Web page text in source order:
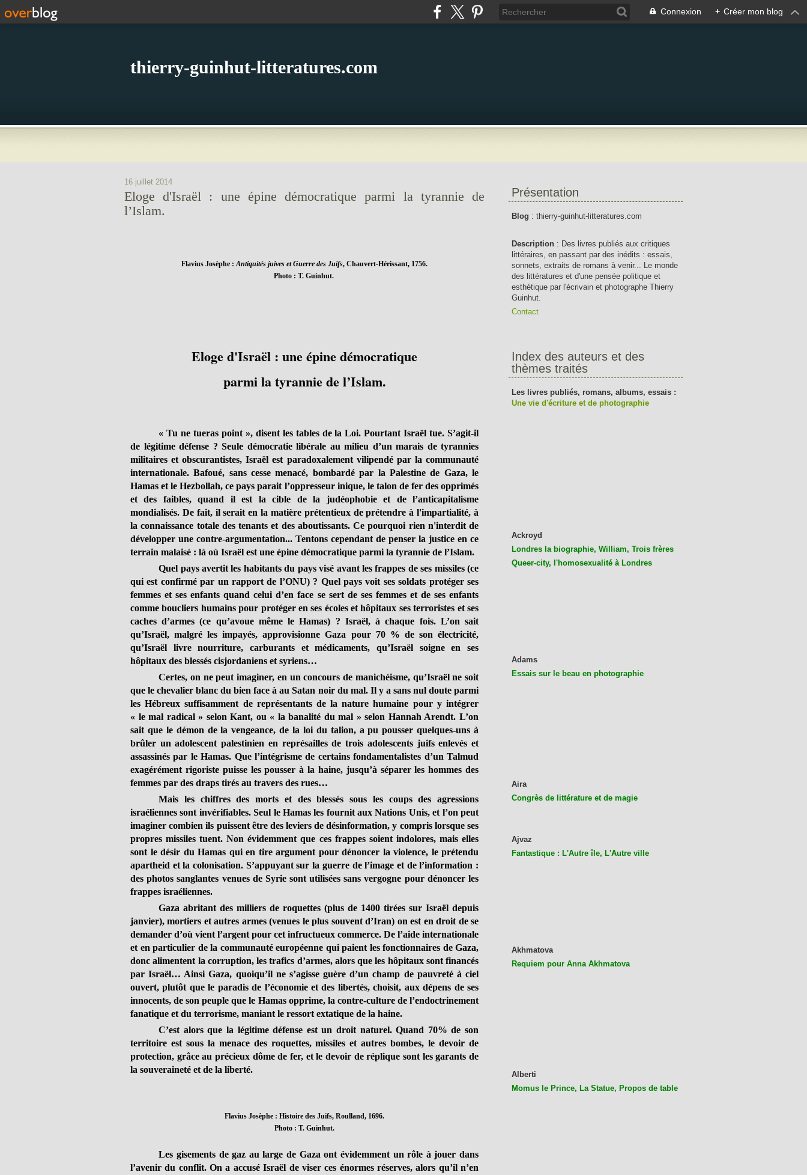
Connexion + Créer mon blog
thierry-guinhut-litteratures.com
16 juillet 2014
Eloge d'Israël : une épine démocratique parmi la tyrannie de
l’Islam.
Flavius Josèphe :Antiquités juives et Guerre des Juifs, Chauvert-Hérissant, 1756.
Photo : T. Guinhut.
Eloge d'Israël : une épine démocratique
parmi la tyrannie de l’Islam.
« Tu ne tueras point », disent les tables de la Loi. Pourtant Israël tue. S’agit-il
de légitime défense ? Seule démocratie libérale au milieu d’un marais de tyrannies
militaires et obscurantistes, Israël est paradoxalement vilipendé par la communauté
internationale. Bafoué, sans cesse menacé, bombardé par la Palestine de Gaza, le
Hamas et le Hezbollah, ce pays parait l’oppresseur inique, le talon de fer des opprimés
et des faibles, quand il est la cible de la judéophobie et de l’anticapitalisme
mondialisés. De fait, il serait en la matière prétentieux de prétendre à l'impartialité, à
la connaissance totale des tenants et des aboutissants. Ce pourquoi rien n'interdit de
développer une contre-argumentation... Tentons cependant de penser la justice en ce
terrain malaisé : là où Israël est une épine démocratique parmi la tyrannie de l’Islam.
Quel pays avertit les habitants du pays visé avant les frappes de ses missiles (ce
qui est confirmé par un rapport de l’ONU) ? Quel pays voit ses soldats protéger ses
femmes et ses enfants quand celui d’en face se sert de ses femmes et de ses enfants
comme boucliers humains pour protéger en ses écoles et hôpitaux ses terroristes et ses
caches d’armes (ce qu’avoue même le Hamas) ? Israël, à chaque fois. L’on sait
qu’Israël, malgré les impayés, approvisionne Gaza pour 70 % de son électricité,
qu’Israël livre nourriture, carburants et médicaments, qu’Israël soigne en ses
hôpitaux des blessés cisjordaniens et syriens…
Certes, on ne peut imaginer, en un concours de manichéisme, qu’Israël ne soit
que le chevalier blanc du bien face à au Satan noir du mal. Il y a sans nul doute parmi
les Hébreux suffisamment de représentants de la nature humaine pour y intégrer
« le mal radical » selon Kant, ou « la banalité du mal » selon Hannah Arendt. L’on
sait que le démon de la vengeance, de la loi du talion, a pu pousser quelques-uns à
brûler un adolescent palestinien en représailles de trois adolescents juifs enlevés et
assassinés par le Hamas. Que l’intégrisme de certains fondamentalistes d’un Talmud
exagérément rigoriste puisse les pousser à la haine, jusqu’à séparer les hommes des
femmes par des draps tirés au travers des rues…
Mais les chiffres des morts et des blessés sous les coups des agressions
israéliennes sont invérifiables. Seul le Hamas les fournit aux Nations Unis, et l’on peut
imaginer combien ils puissent être des leviers de désinformation, y compris lorsque ses
propres missiles tuent. Non évidemment que ces frappes soient indolores, mais elles
sont le désir du Hamas qui en tire argument pour dénoncer la violence, le prétendu
apartheid et la colonisation. S’appuyant sur la guerre de l’image et de l’information :
des photos sanglantes venues de Syrie sont utilisées sans vergogne pour dénoncer les
frappes israéliennes.
Gaza abritant des milliers de roquettes (plus de 1400 tirées sur Israël depuis
janvier), mortiers et autres armes (venues le plus souvent d’Iran) on est en droit de se
demander d’où vient l’argent pour cet infructueux commerce. De l’aide internationale
et en particulier de la communauté européenne qui paient les fonctionnaires de Gaza,
donc alimentent la corruption, les trafics d’armes, alors que les hôpitaux sont financés
par Israël… Ainsi Gaza, quoiqu’il ne s’agisse guère d’un champ de pauvreté à ciel
ouvert, plutôt que le paradis de l’économie et des libertés, choisit, aux dépens de ses
innocents, de son peuple que le Hamas opprime, la contre-culture de l’endoctrinement
fanatique et du terrorisme, maniant le ressort extatique de la haine.
C’est alors que la légitime défense est un droit naturel. Quand 70% de son
territoire est sous la menace des roquettes, missiles et autres bombes, le devoir de
protection, grâce au précieux dôme de fer, et le devoir de réplique sont les garants de
la souveraineté et de la liberté.
Flavius Josèphe : Histoire des Juifs, Roulland, 1696.
Photo : T. Guinhut.
Les gisements de gaz au large de Gaza ont évidemment un rôle à jouer dans
l’avenir du conflit. On a accusé Israël de viser ces énormes réserves, alors qu’il n’en
Présentation
Blog : thierry-guinhut-litteratures.com
Description : Des livres publiés aux critiques
littéraires, en passant par des inédits : essais,
sonnets, extraits de romans à venir... Le monde
des littératures et d'une pensée politique et
esthétique par l'écrivain et photographe Thierry
Guinhut.
Contact
Index des auteurs et des
thèmes traités
Les livres publiés, romans, albums, essais :
Une vie d'écriture et de photographie
Ackroyd
Londres la biographie, William, Trois frères
Queer-city, l'homosexualité à Londres
Adams
Essais sur le beau en photographie
Aira
Congrès de littérature et de magie
Ajvaz
Fantastique : L'Autre île, L'Autre ville
Akhmatova
Requiem pour Anna Akhmatova
Alberti
Momus le Prince, La Statue, Propos de table